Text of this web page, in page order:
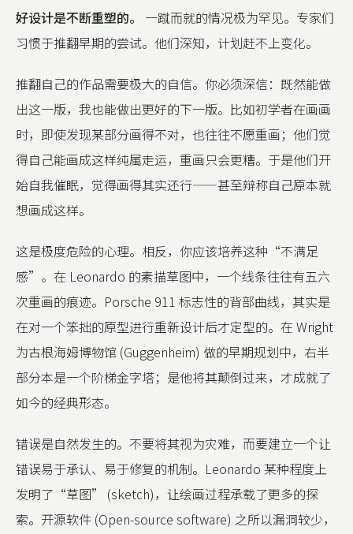
好设计是不断重塑的。
一蹴而就的情况极为罕见。专家们
习惯于推翻早期的尝试。他们深知，计划赶不上变化。
推翻自己的作品需要极大的自信。你必须深信：既然能做
出这一版，我也能做出更好的下一版。比如初学者在画画
时，即使发现某部分画得不对，也往往不愿重画；他们觉
得自己能画成这样纯属走运，重画只会更糟。于是他们开
始自我催眠，觉得画得其实还行——甚至辩称自己原本就
想画成这样。
这是极度危险的心理。相反，你应该培养这种“不满足
感”。在 Leonardo 的素描草图中，一个线条往往有五六
次重画的痕迹。Porsche 911 标志性的背部曲线，其实是
在对一个笨拙的原型进行重新设计后才定型的。在 Wright
为古根海姆博物馆 (Guggenheim) 做的早期规划中，右半
部分本是一个阶梯金字塔；是他将其颠倒过来，才成就了
如今的经典形态。
错误是自然发生的。不要将其视为灾难，而要建立一个让
错误易于承认、易于修复的机制。Leonardo 某种程度上
发明了“草图” (sketch)，让绘画过程承载了更多的探
索。开源软件 (Open-source software) 之所以漏洞较少，